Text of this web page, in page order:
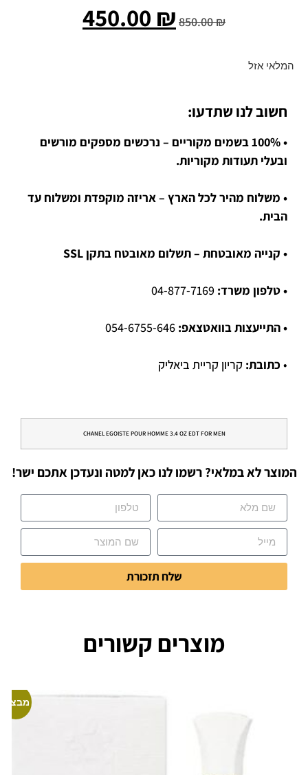
850.00₪
450.00 ₪
המלאי אזל
חשוב לנו שתדעו:
• 100% בשמים מקוריים – נרכשים מספקים מורשים
ובעלי תעודות מקוריות.
• משלוח מהיר לכל הארץ – אריזה מוקפדת ומשלוח עד
הבית.
• קנייה מאובטחת – תשלום מאובטח בתקן SSL
• טלפון משרד:
• התייעצות בוואטצאפ:
• כתובת: קריון קריית ביאליק
CHANEL EGOISTE POUR HOMME 3.4 OZ EDT FOR MEN
המוצר לא במלאי? רשמו לנו כאן למטה ונעדכן אתכם ישר!
שלח תזכורת
מוצרים קשורים
מבצע!